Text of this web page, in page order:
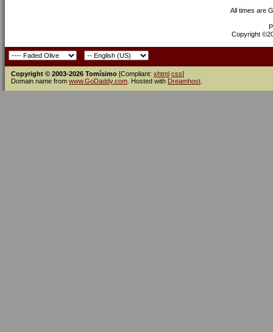
All times are
Copyright
Copyright © 2003-2026 Tomísimo [Compliant: xhtml css]
Domain name from www.GoDaddy.com . Hosted with Dreamhost